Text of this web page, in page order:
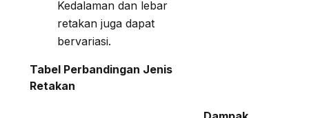
Kedalaman dan lebar
retakan juga dapat
bervariasi.
Tabel Perbandingan Jenis
Retakan